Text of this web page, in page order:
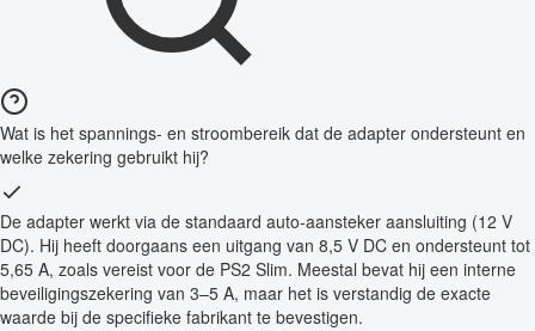
Wat is het spannings- en stroombereik dat de adapter ondersteunt en
welke zekering gebruikt hij?
De adapter werkt via de standaard auto-aansteker aansluiting (12 V
DC). Hij heeft doorgaans een uitgang van 8,5 V DC en ondersteunt tot
5,65 A, zoals vereist voor de PS2 Slim. Meestal bevat hij een interne
beveiligingszekering van 3–5 A, maar het is verstandig de exacte
waarde bij de specifieke fabrikant te bevestigen.